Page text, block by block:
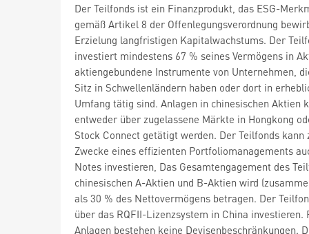
Der Teilfonds ist ein Finanzprodukt, das ESG-
gemäß Artikel 8 der Offenlegungsverordnung
Erzielung langfristigen Kapitalwachstums. Der
investiert mindestens 67 % seines Vermögens in
aktiengebundene Instrumente von Unternehmen,
Sitz in Schwellenländern haben oder dort in
Umfang tätig sind. Anlagen in chinesischen Aktien
entweder über zugelassene Märkte in Hongkong
Stock Connect getätigt werden. Der Teilfonds kann
Zwecke eines effizienten Portfoliomanagements
Notes investieren, Das Gesamtengagement des
chinesischen A-Aktien und B-Aktien wird
als 30 % des Nettovermögens betragen. Der
über das RQFII-Lizenzsystem in China investieren.
Anlagen bestehen keine Devisenbeschränkungen.